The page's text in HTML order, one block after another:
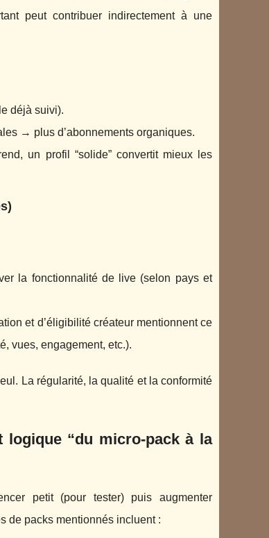
peut contribuer indirectement à une
déjà suivi).
→ plus d’abonnements organiques.
un profil “solide” convertit mieux les
la fonctionnalité de live (selon pays et
et d’éligibilité créateur mentionnent ce
vues, engagement, etc.).
La régularité, la qualité et la conformité
logique “du micro-pack à la
petit (pour tester) puis augmenter
de packs mentionnés incluent :